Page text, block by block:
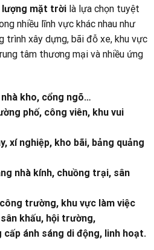
lượng mặt trời là lựa chọn tuyệt
nhiều lĩnh vực khác nhau như
trình xây dựng, bãi đỗ xe, khu vực
tâm thương mại và nhiều ứng
kho, cổng ngõ…
phố, công viên, khu vui
xí nghiệp, kho bãi, bảng quảng
nhà kính, chuồng trại, sân
trường, khu vực làm việc
khấu, hội trường,
cấp ánh sáng di động, linh hoạt.